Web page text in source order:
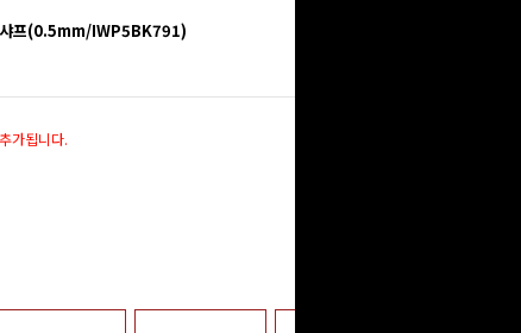
샤프(0.5mm/IWP5BK791)
가됩니다.